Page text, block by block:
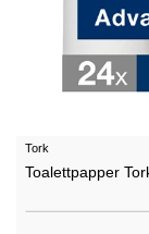
Tork
Toalettpapper